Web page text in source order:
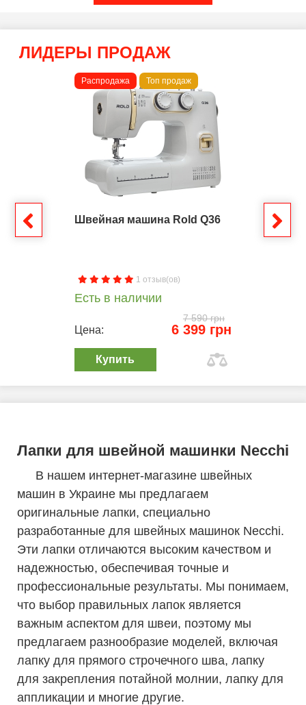
ЛИДЕРЫ ПРОДАЖ
Распродажа Топ продаж
Швейная машина Rold Q36
1 отзыв(ов)
Есть в наличии
7 590 грн
Цена: 6 399 грн
Купить
Лапки для швейной машинки Necchi
В нашем интернет-магазине швейных
машин в Украине мы предлагаем
оригинальные лапки, специально
разработанные для швейных машинок Necchi.
Эти лапки отличаются высоким качеством и
надежностью, обеспечивая точные и
профессиональные результаты. Мы понимаем,
что выбор правильных лапок является
важным аспектом для швеи, поэтому мы
предлагаем разнообразие моделей, включая
лапку для прямого строчечного шва, лапку
для закрепления потайной молнии, лапку для
аппликации и многие другие.